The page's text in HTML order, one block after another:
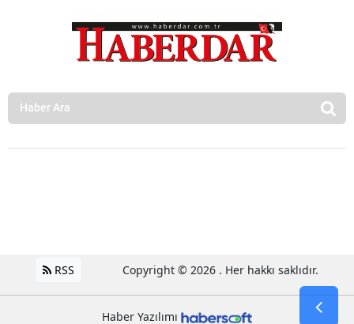
RSS Copyright © 2026 . Her hakkı saklıdır.
Haber Yazılımı